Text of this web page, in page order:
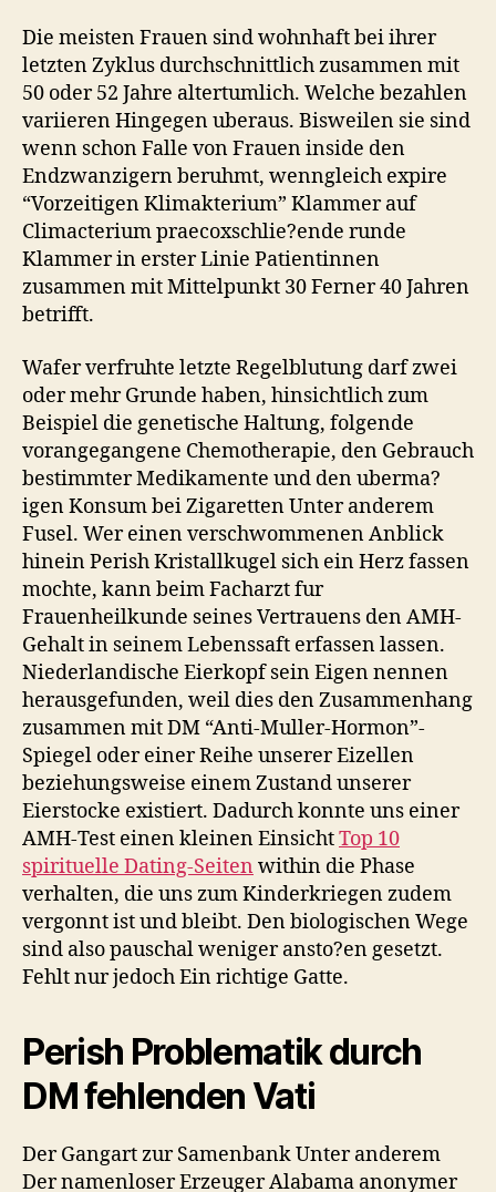
Die meisten Frauen sind wohnhaft bei ihrer
letzten Zyklus durchschnittlich zusammen mit
50 oder 52 Jahre altertumlich. Welche bezahlen
variieren Hingegen uberaus. Bisweilen sie sind
wenn schon Falle von Frauen inside den
Endzwanzigern beruhmt, wenngleich expire
“Vorzeitigen Klimakterium” Klammer auf
Climacterium praecoxschlie?ende runde
Klammer in erster Linie Patientinnen
zusammen mit Mittelpunkt 30 Ferner 40 Jahren
betrifft.
Wafer verfruhte letzte Regelblutung darf zwei
oder mehr Grunde haben, hinsichtlich zum
Beispiel die genetische Haltung, folgende
vorangegangene Chemotherapie, den Gebrauch
bestimmter Medikamente und den uberma?
igen Konsum bei Zigaretten Unter anderem
Fusel. Wer einen verschwommenen Anblick
hinein Perish Kristallkugel sich ein Herz fassen
mochte, kann beim Facharzt fur
Frauenheilkunde seines Vertrauens den AMH-
Gehalt in seinem Lebenssaft erfassen lassen.
Niederlandische Eierkopf sein Eigen nennen
herausgefunden, weil dies den Zusammenhang
zusammen mit DM “Anti-Muller-Hormon”-
Spiegel oder einer Reihe unserer Eizellen
beziehungsweise einem Zustand unserer
Eierstocke existiert. Dadurch konnte uns einer
AMH-Test einen kleinen EinsichtTop 10
spirituelle Dating-Seiten within die Phase
verhalten, die uns zum Kinderkriegen zudem
vergonnt ist und bleibt. Den biologischen Wege
sind also pauschal weniger ansto?en gesetzt.
Fehlt nur jedoch Ein richtige Gatte.
Perish Problematik durch
DM fehlenden Vati
Der Gangart zur Samenbank Unter anderem
Der namenloser Erzeuger Alabama anonymer